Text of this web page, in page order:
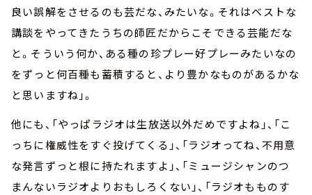
良い誤解をさせるのも芸だな、みたいな。それはベストな
講談をやってきたうちの師匠だからこそできる芸能だな
と。そういう何か、ある種の珍プレー好プレーみたいなの
をずっと何百種も蓄積すると、より豊かなものがあるかな
と思いますね」。
他にも、「やっぱラジオは生放送以外だめですよね」、「こ
っちに権威性をすぐ投げてくる」、「ラジオってね、不用意
な発言ずっと根に持たれますよ」、「ミュージシャンのつ
まんないラジオよりおもしろくない」、「ラジオもものす